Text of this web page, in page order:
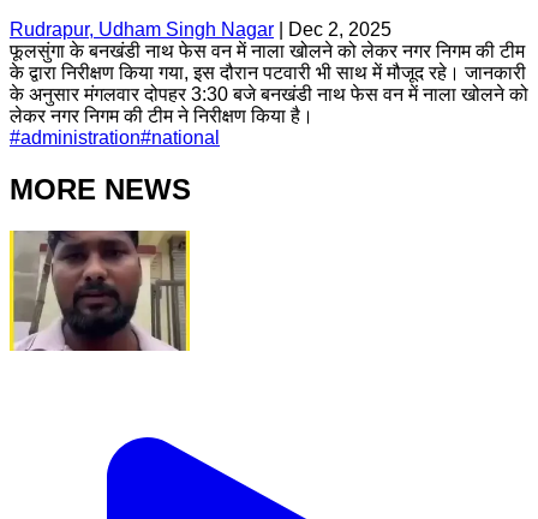
Rudrapur, Udham Singh Nagar
Dec 2, 2025
फूलसुंगा के बनखंडी नाथ फेस वन में नाला खोलने को लेकर नगर निगम की टीम
के द्वारा निरीक्षण किया गया, इस दौरान पटवारी भी साथ में मौजूद रहे। जानकारी
के अनुसार मंगलवार दोपहर 3:30 बजे बनखंडी नाथ फेस वन में नाला खोलने को
लेकर नगर निगम की टीम ने निरीक्षण किया है।
#administration#national
MORE NEWS